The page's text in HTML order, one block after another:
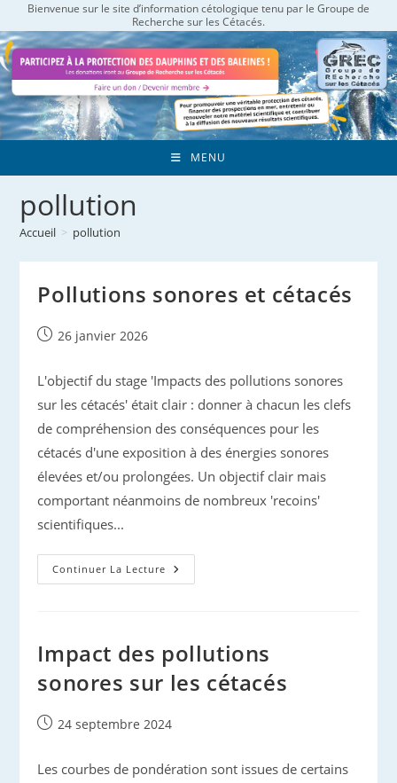
to
content
Bienvenue sur le site d’information cétologique tenu par le Groupe de
Recherche sur les Cétacés.
MENU
pollution
Accueil > pollution
Pollutions sonores et cétacés
Publication
26 janvier 2026
L'objectif du stage 'Impacts des pollutions sonores
sur les cétacés' était clair : donner à chacun les clefs
de compréhension des conséquences pour les
cétacés d'une exposition à des énergies sonores
élevées et/ou prolongées. Un objectif clair mais
comportant néanmoins de nombreux 'recoins'
scientifiques...
Continuer La Lecture Pollutions
Sonores
Impact des pollutions
sonores sur les cétacés
Publication
24 septembre 2024
Les courbes de pondération sont issues de certains